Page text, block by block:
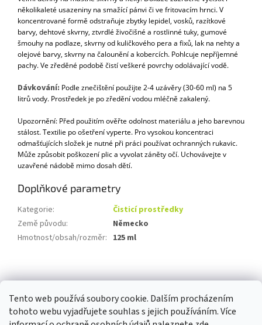
Tento web používá soubory cookie. Dalším procházením
tohoto webu vyjadřujete souhlas s jejich používáním. Více
několikaleté usazeniny na smažící pánvi či ve fritovacím hrnci. V
koncentrované formě odstraňuje zbytky lepidel, vosků, razítkové
barvy, dehtové skvrny, ztvrdlé živočišné a rostlinné tuky, gumové
šmouhy na podlaze, skvrny od kuličkového pera a fixů, lak na nehty a
olejové barvy, skvrny na čalounění a kobercích. Pohlcuje nepříjemné
pachy. Ve zředěné podobě čistí veškeré povrchy odolávající vodě.
Dávkování: Podle znečištění použijte 2-4 uzávěry (30-60 ml) na 5
litrů vody. Prostředek je po zředění vodou mléčně zakalený.
Upozornění: Před použitím ověřte odolnost materiálu a jeho barevnou
stálost. Textilie po ošetření vyperte. Pro vysokou koncentraci
odmašťujících složek je nutné při práci používat ochranných rukavic.
Může způsobit poškození plic a vyvolat záněty očí. Uchovávejte v
uzavřené nádobě mimo dosah dětí.
Doplňkové parametry
Kategorie:
Čisticí prostředky
Země původu:
Německo
Hmotnost/obsah/rozměr: 125 ml
á